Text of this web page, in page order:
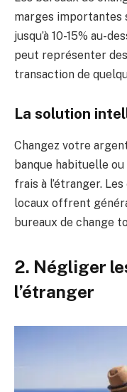
marges importantes
jusqu’à 10-15% au-
peut représenter des
transaction de
La solution
Changez votre
banque habituelle
frais à l’étranger.
locaux offrent
bureaux de change
2. Négliger
l’étranger